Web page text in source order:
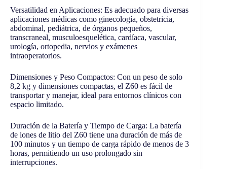
Versatilidad en Aplicaciones: Es adecuado para diversas
aplicaciones médicas como ginecología, obstetricia,
abdominal, pediátrica, de órganos pequeños,
transcraneal, musculoesquelética, cardíaca, vascular,
urología, ortopedia, nervios y exámenes
intraoperatorios.
Dimensiones y Peso Compactos: Con un peso de solo
8,2 kg y dimensiones compactas, el Z60 es fácil de
transportar y manejar, ideal para entornos clínicos con
espacio limitado.
Duración de la Batería y Tiempo de Carga: La batería
de iones de litio del Z60 tiene una duración de más de
100 minutos y un tiempo de carga rápido de menos de 3
horas, permitiendo un uso prolongado sin
interrupciones.